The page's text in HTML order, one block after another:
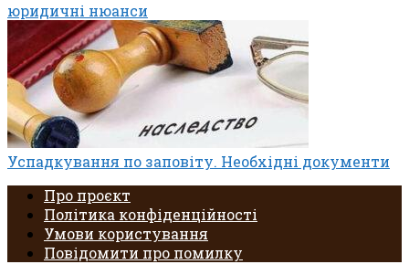
юридичні нюанси
Успадкування по заповіту. Необхідні документи
Про проєкт
Політика конфіденційності
Умови користування
Повідомити про помилку